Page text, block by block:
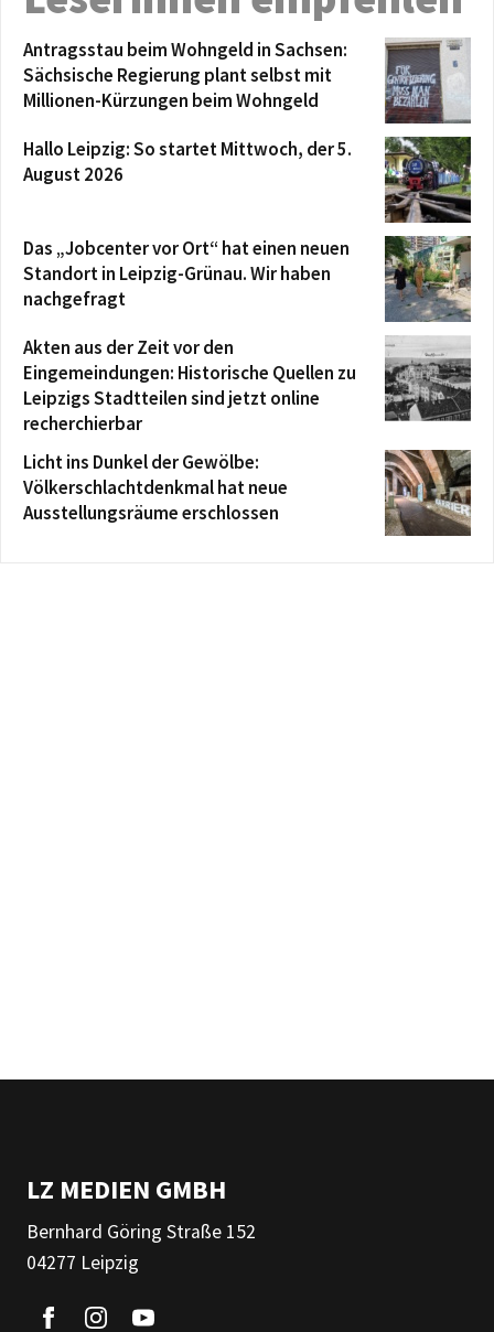
Antragsstau beim Wohngeld in Sachsen:
Sächsische Regierung plant selbst mit
Millionen-Kürzungen beim Wohngeld
Hallo Leipzig: So startet Mittwoch, der 5.
August 2026
Das „Jobcenter vor Ort“ hat einen neuen
Standort in Leipzig-Grünau. Wir haben
nachgefragt
Akten aus der Zeit vor den
Eingemeindungen: Historische Quellen zu
Leipzigs Stadtteilen sind jetzt online
recherchierbar
Licht ins Dunkel der Gewölbe:
Völkerschlachtdenkmal hat neue
Ausstellungsräume erschlossen
LZ MEDIEN GMBH
Bernhard Göring Straße 152
04277 Leipzig